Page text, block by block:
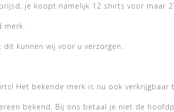
je koopt namelijk 12 shirts voor maar
merk.
kunnen wij voor u verzorgen.
Het bekende merk is nu ook verkrijgbaar
bekend. Bij ons betaal je niet de